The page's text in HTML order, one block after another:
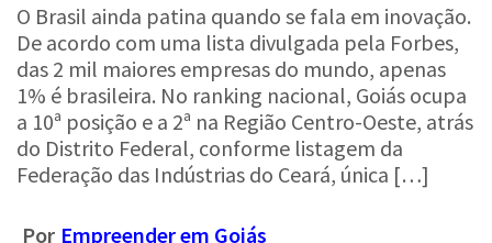
O Brasil ainda patina quando se fala em inovação.
De acordo com uma lista divulgada pela Forbes,
das 2 mil maiores empresas do mundo, apenas
1% é brasileira. No ranking nacional, Goiás ocupa
a 10ª posição e a 2ª na Região Centro-Oeste, atrás
do Distrito Federal, conforme listagem da
Federação das Indústrias do Ceará, única […]
Por Empreender em Goiás